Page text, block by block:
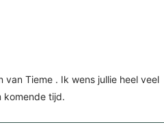
Tieme . Ik wens jullie heel veel
komende tijd.